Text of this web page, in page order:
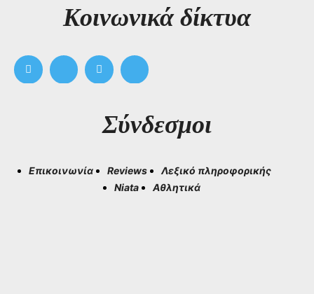
Kοινωνικά δίκτυα
Σύνδεσμοι
Επικοινωνία Reviews
Λεξικό πληροφορικής
Niata
Αθλητικά